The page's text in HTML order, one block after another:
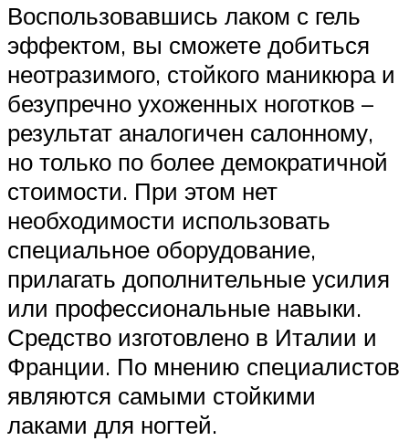
Воспользовавшись лаком с гель
эффектом, вы сможете добиться
неотразимого, стойкого маникюра и
безупречно ухоженных ноготков –
результат аналогичен салонному,
но только по более демократичной
стоимости. При этом нет
необходимости использовать
специальное оборудование,
прилагать дополнительные усилия
или профессиональные навыки.
Средство изготовлено в Италии и
Франции. По мнению специалистов
являются самыми стойкими
лаками для ногтей.